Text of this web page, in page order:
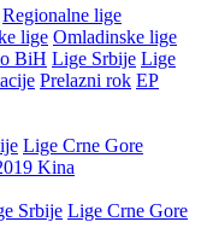
Regionalne lige
lige Omladinske lige
BiH Lige Srbije Lige
Prelazni rok EP
Lige Crne Gore
Kina
Srbije Lige Crne Gore